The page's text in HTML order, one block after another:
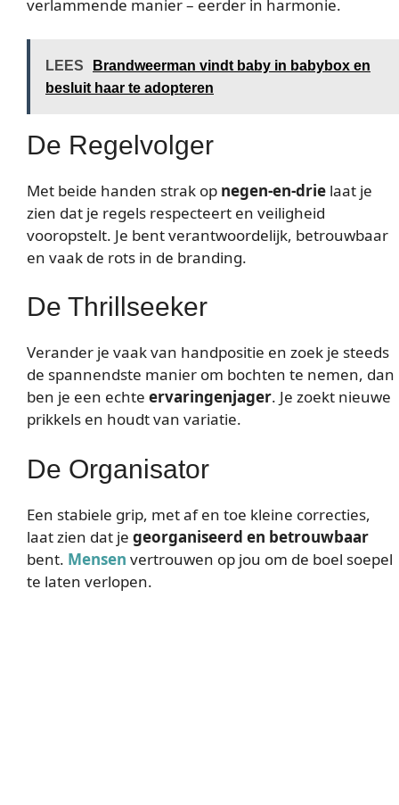
verlammende manier – eerder in harmonie.
LEES
Brandweerman vindt baby in babybox en
besluit haar te adopteren
De Regelvolger
Met beide handen strak op negen-en-drie laat je
zien dat je regels respecteert en veiligheid
vooropstelt. Je bent verantwoordelijk, betrouwbaar
en vaak de rots in de branding.
De Thrillseeker
Verander je vaak van handpositie en zoek je steeds
de spannendste manier om bochten te nemen, dan
ben je een echte ervaringenjager. Je zoekt nieuwe
prikkels en houdt van variatie.
De Organisator
Een stabiele grip, met af en toe kleine correcties,
laat zien dat je georganiseerd en betrouwbaar
bent. Mensen vertrouwen op jou om de boel soepel
te laten verlopen.